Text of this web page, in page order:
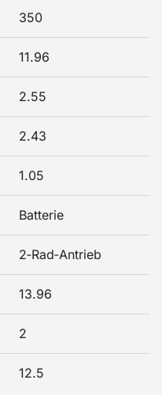
350
11.96
2.55
2.43
1.05
Batterie
2‑Rad‑Antrieb
13.96
2
12.5